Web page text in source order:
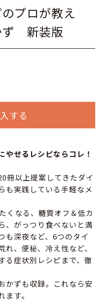
プロが教え
ず 新装版
する
やせるレシピならコレ！
冊以上提案してきたダイ
も実践している手軽なメ
くなる、糖質オフ＆低カ
、がっつり食べないと満
も深夜など、6つのタイ
、便秘、冷え性など、
る症状別レシピまで、徹
かずも収録。これなら安
す。